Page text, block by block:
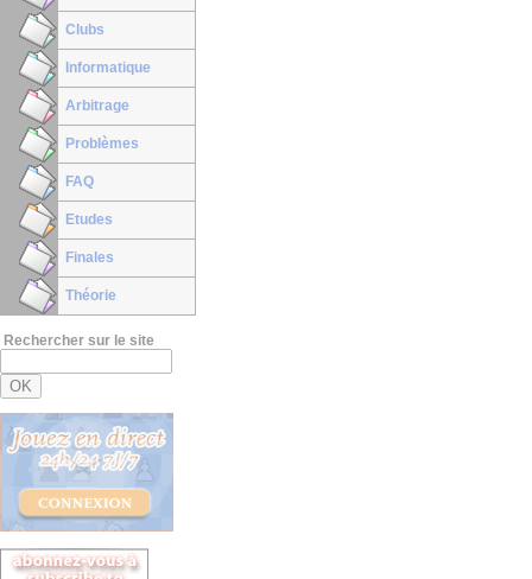
Clubs
Informatique
Arbitrage
Problèmes
FAQ
Etudes
Finales
Théorie
Rechercher sur le site